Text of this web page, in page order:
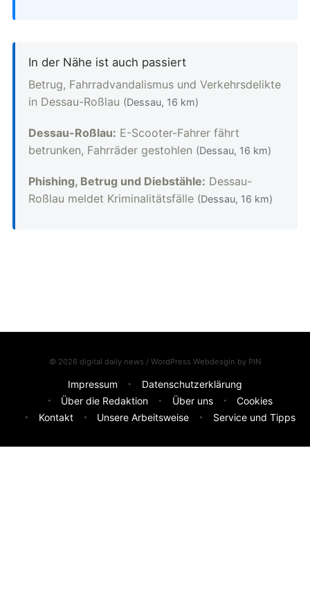
In der Nähe ist auch passiert
Betrug, Fahrradvandalismus und Verkehrsdelikte
in Dessau-Roßlau (Dessau, 16 km)
Dessau-Roßlau: E-Scooter-Fahrer fährt
betrunken, Fahrräder gestohlen (Dessau, 16 km)
Phishing, Betrug und Diebstähle: Dessau-
Roßlau meldet Kriminalitätsfälle (Dessau, 16 km)
© 2026 digital daily news / WordPress Webdesgin by PIN
Impressum
Datenschutzerklärung
Über die Redaktion
Über uns
Cookies
Kontakt
Unsere Arbeitsweise Service und Tipps